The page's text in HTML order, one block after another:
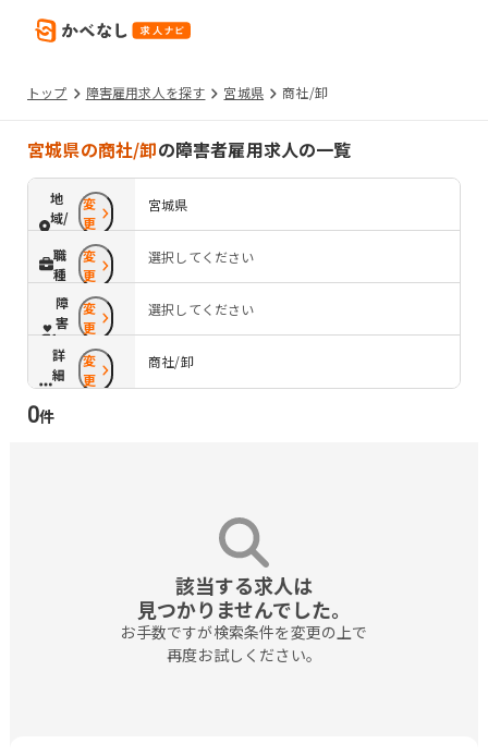
トップ 障害雇用求人を探す 宮城県 商社/卸
宮城県の商社/卸の障害者雇用求人の一覧
地
域/
路
線
変
更
宮城県
職
種
変
更
選択してください
障
害
配
慮
変
更
選択してください
詳
細
条
件
変
更
商社/卸
0件
該当する求人は
見つかりませんでした。
お手数ですが検索条件を変更の上で
再度お試しください。